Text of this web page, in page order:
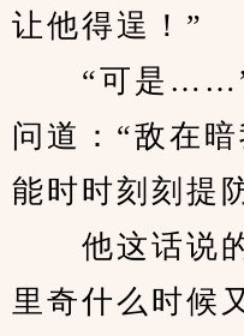
让他得逞！”
“可是……”
问道：“敌在
能时时刻刻提
他这话说的
里奇什么时候